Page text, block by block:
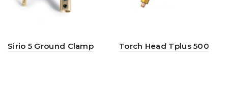
Sirio 5 Ground Clamp Torch Head Tplus 500